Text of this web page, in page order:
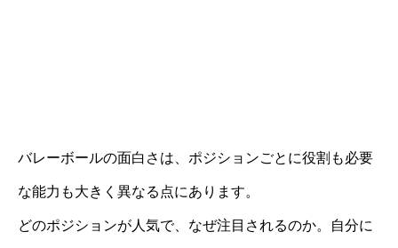
バレーボールの面白さは、ポジションごとに役割も必要
な能力も大きく異なる点にあります。
どのポジションが人気で、なぜ注目されるのか。自分に